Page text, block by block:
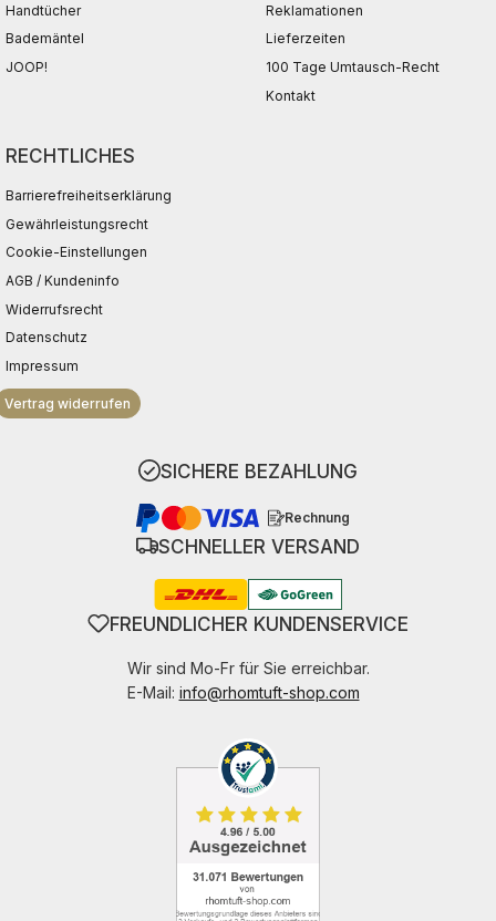
Handtücher
Bademäntel
JOOP!
Reklamationen
Lieferzeiten
100 Tage Umtausch-Recht
Kontakt
RECHTLICHES
Barrierefreiheitserklärung
Gewährleistungsrecht
Cookie-Einstellungen
AGB / Kundeninfo
Widerrufsrecht
Datenschutz
Impressum
Vertrag widerrufen
SICHERE BEZAHLUNG
Rechnung
SCHNELLER VERSAND
FREUNDLICHER KUNDENSERVICE
Wir sind Mo-Fr für Sie erreichbar.
E-Mail: info@rhomtuft-shop.com